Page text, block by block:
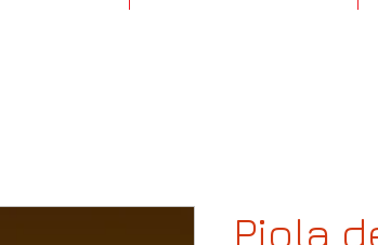
Piola